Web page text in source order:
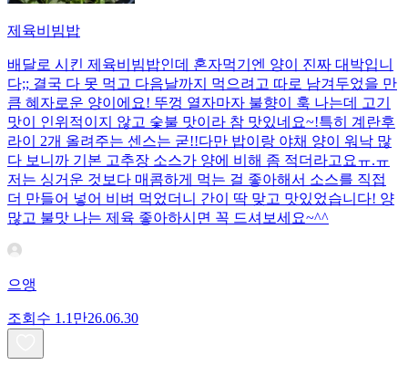
제육비빔밥
배달로 시킨 제육비빔밥인데 혼자먹기엔 양이 진짜 대박입니
다;; 결국 다 못 먹고 다음날까지 먹으려고 따로 남겨두었을 만
큼 혜자로운 양이에요! 뚜껑 열자마자 불향이 훅 나는데 고기
맛이 인위적이지 않고 숯불 맛이라 참 맛있네요~!특히 계란후
라이 2개 올려주는 센스는 굳!! ​다만 밥이랑 야채 양이 워낙 많
다 보니까 기본 고추장 소스가 양에 비해 좀 적더라고요ㅠ.ㅠ
저는 싱거운 것보다 매콤하게 먹는 걸 좋아해서 소스를 직접
더 만들어 넣어 비벼 먹었더니 간이 딱 맞고 맛있었습니다! 양
많고 불맛 나는 제육 좋아하시면 꼭 드셔보세요~^^
으앵
조회수 1.1만26.06.30